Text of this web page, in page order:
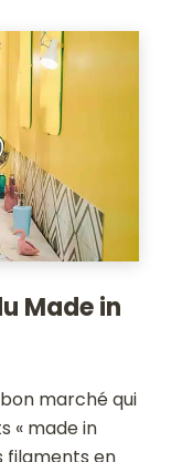
Made in
marché qui
« made in